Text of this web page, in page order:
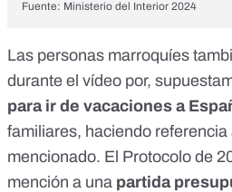
Fuente: Ministerio del Interior 2024
Las personas marroquíes
durante el vídeo por,
para ir de vacaciones a
familiares, haciendo
mencionado. El Protocolo de
mención a una partida